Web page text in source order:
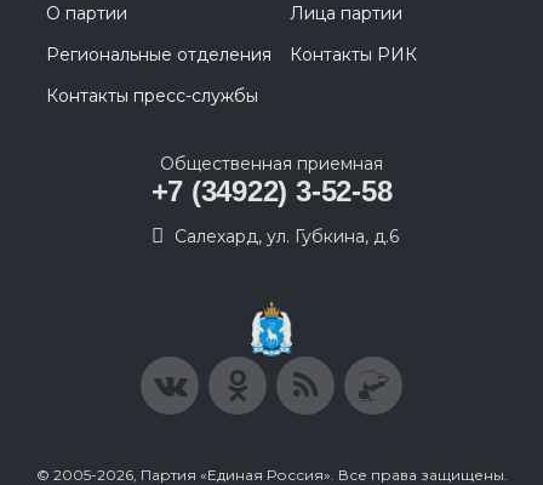
О партии
Лица партии
Региональные отделения
Контакты РИК
Контакты пресс-службы
Общественная приемная
+7 (34922) 3-52-58
Салехард, ул. Губкина, д.6
© 2005-2026, Партия «Единая Россия». Все права защищены.